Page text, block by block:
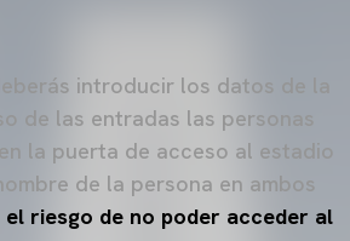
introducir los datos de la
de las entradas las personas
la puerta de acceso al estadio
de la persona en ambos
riesgo de no poder acceder al